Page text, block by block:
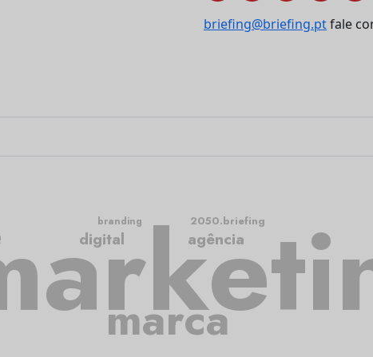
briefing@briefing.ptfale
marca
agência
digital
2050.briefing
branding